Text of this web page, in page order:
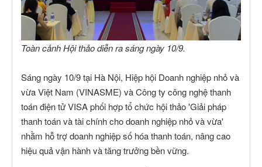
Toàn cảnh Hội thảo diễn ra sáng ngày 10/9.
Sáng ngày 10/9 tại Hà Nội, Hiệp hội Doanh nghiệp nhỏ và
vừa Việt Nam (VINASME) và Công ty công nghệ thanh
toán điện tử VISA phối hợp tổ chức hội thảo 'Giải pháp
thanh toán và tài chính cho doanh nghiệp nhỏ và vừa'
nhằm hỗ trợ doanh nghiệp số hóa thanh toán, nâng cao
hiệu quả vận hành và tăng trưởng bền vững.